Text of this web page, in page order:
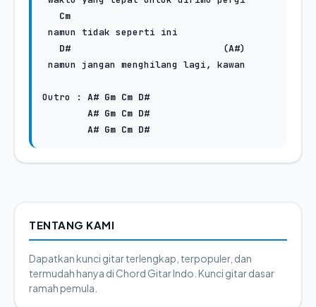
Cm
D#
                           (
A#)
Outro : A# Gm Cm D#
A# Gm Cm D#
A# Gm Cm D#
TENTANG KAMI
Dapatkan kunci gitar terlengkap, terpopuler, dan
termudah hanya di Chord Gitar Indo. Kunci gitar dasar
ramah pemula.